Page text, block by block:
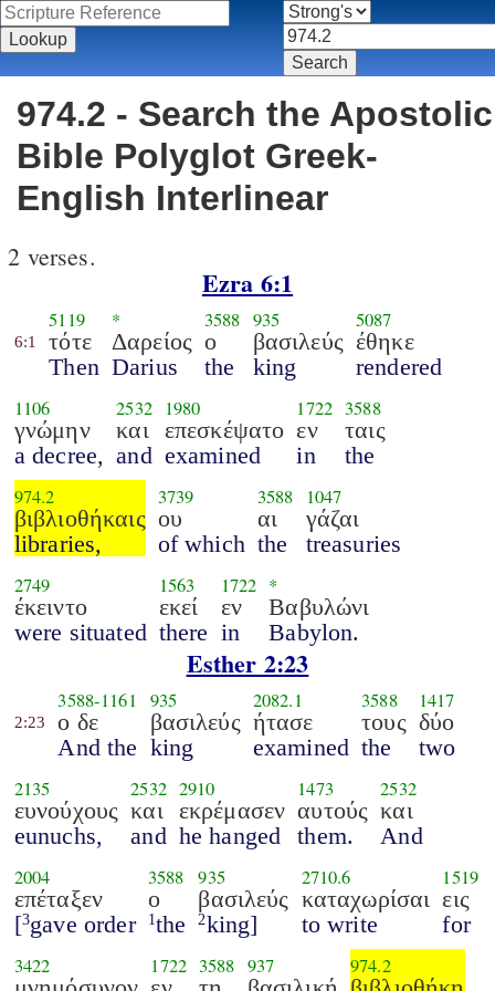
974.2 - Search the Apostolic
Bible Polyglot Greek-
English Interlinear
2 verses.
Ezra 6:1
6:1
5119
τότε
Then
*
Δαρείος
Darius
3588
ο
the
935
βασιλεύς
king
5087
έθηκε
rendered
1106
γνώμην
a decree,
2532
και
and
1980
επεσκέψατο
examined
1722
εν
in
3588
ταις
the
974.2
βιβλιοθήκαις
libraries,
3739
ου
of which
3588
αι
the
1047
γάζαι
treasuries
2749
έκειντο
were situated
1563
εκεί
there
1722
εν
in
*
Βαβυλώνι
Babylon.
Esther 2:23
2:23
3588-1161
ο δε
And the
935
βασιλεύς
king
2082.1
ήτασε
examined
3588
τους
the
1417
δύο
two
2135
ευνούχους
eunuchs,
2532
και
and
2910
εκρέμασεν
he hanged
1473
αυτούς
them.
2532
και
And
2004
επέταξεν
[3gave order
3588
ο
1 the
935
βασιλεύς
2king]
2710.6
καταχωρίσαι
to write
1519
εις
for
3422 1722 3588 937 974.2